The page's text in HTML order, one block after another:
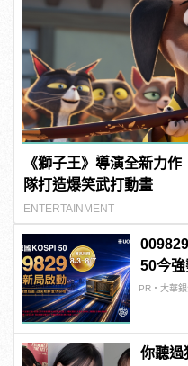
《獅子王》導演全新力
隊打造爆笑武打動畫
ENTERTAINMENT
50今
PR・大華
你聽過